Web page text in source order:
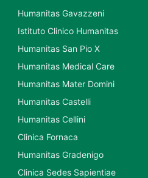
Humanitas Gavazzeni
Istituto Clinico Humanitas
Humanitas San Pio X
Humanitas Medical Care
Humanitas Mater Domini
Humanitas Castelli
Humanitas Cellini
Clinica Fornaca
Humanitas Gradenigo
Clinica Sedes Sapientiae